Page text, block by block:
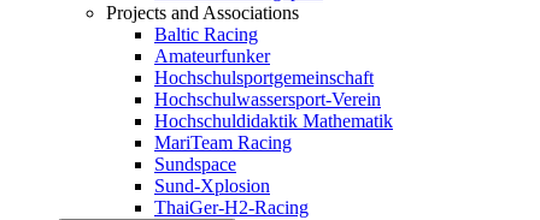
Projects and Associations
Baltic Racing
Amateurfunker
Hochschulsportgemeinschaft
Hochschulwassersport-Verein
Hochschuldidaktik Mathematik
MariTeam Racing
Sundspace
Sund-Xplosion
ThaiGer-H2-Racing